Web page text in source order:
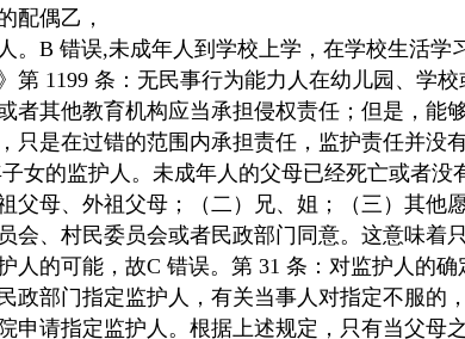
配偶乙，
。B 错误,未成年人到学校上学，在学校生活
第 1199 条：无民事行为能力人在幼儿园、学
者其他教育机构应当承担侵权责任；但是，能
只是在过错的范围内承担责任，监护责任并没
女的监护人。未成年人的父母已经死亡或者
父母、外祖父母；（二）兄、姐；（三）其他
会、村民委员会或者民政部门同意。这意味着
人的可能，故C 错误。第 31 条：对监护人的
政部门指定监护人，有关当事人对指定不服的
申请指定监护人。根据上述规定，只有当父母